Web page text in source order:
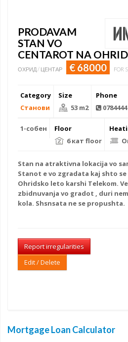
PRODAVAM
STAN VO
CENTAROT NA OHRID
ОХРИД / ЦЕНТАР € 68000 FOR
Category
Станови
Size
53 m2
Phone
0784444
1-собен
Floor
6 кат floor
Stan na atraktivna lokacija vo
Stanot e vo zgradata kaj shto
Ohridsko leto karshi Telekom.
zbidnuvanja vo gradot , duri
kola. Shsnsata ne se propushta.
Report irregularities
Edit / Delete
Mortgage Loan Calculator